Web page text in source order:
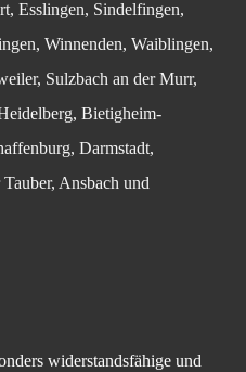
Esslingen, Sindelfingen,
Winnenden, Waiblingen,
Sulzbach an der Murr,
Bietigheim-
Darmstadt,
Ansbach und
widerstandsfähige und